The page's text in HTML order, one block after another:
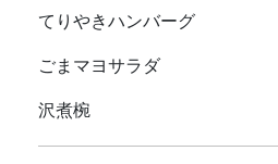
てりやきハンバーグ
ごまマヨサラダ
沢煮椀